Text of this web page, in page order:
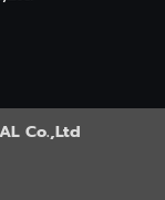
Co.,Ltd